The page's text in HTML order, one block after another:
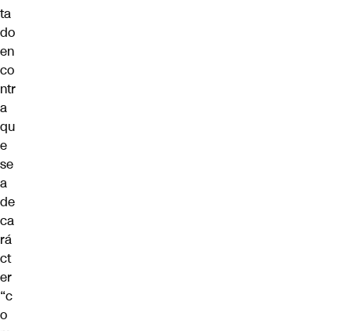
ta
do
en
co
ntr
a
qu
e
se
a
de
ca
rá
ct
er
“c
o